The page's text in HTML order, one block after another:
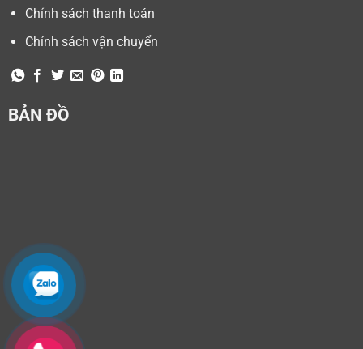
Chính sách thanh toán
Chính sách vận chuyển
BẢN ĐỒ